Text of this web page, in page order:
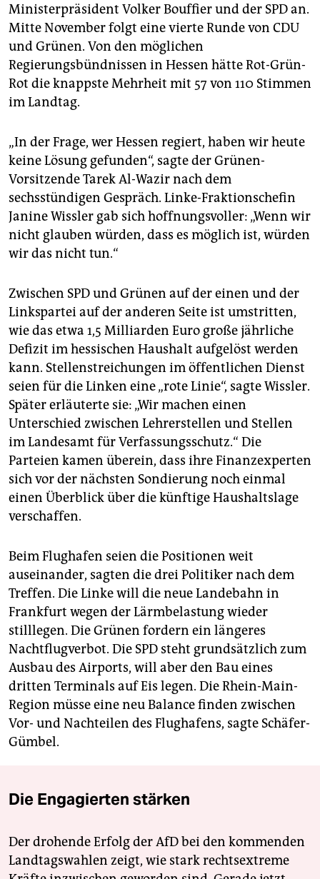
Ministerpräsident Volker Bouffier und der SPD an.
Mitte November folgt eine vierte Runde von CDU
und Grünen. Von den möglichen
Regierungsbündnissen in Hessen hätte Rot-Grün-
Rot die knappste Mehrheit mit 57 von 110 Stimmen
im Landtag.
„In der Frage, wer Hessen regiert, haben wir heute
keine Lösung gefunden“, sagte der Grünen-
Vorsitzende Tarek Al-Wazir nach dem
sechsstündigen Gespräch. Linke-Fraktionschefin
Janine Wissler gab sich hoffnungsvoller: „Wenn wir
nicht glauben würden, dass es möglich ist, würden
wir das nicht tun.“
Zwischen SPD und Grünen auf der einen und der
Linkspartei auf der anderen Seite ist umstritten,
wie das etwa 1,5 Milliarden Euro große jährliche
Defizit im hessischen Haushalt aufgelöst werden
kann. Stellenstreichungen im öffentlichen Dienst
seien für die Linken eine „rote Linie“, sagte Wissler.
Später erläuterte sie: „Wir machen einen
Unterschied zwischen Lehrerstellen und Stellen
im Landesamt für Verfassungsschutz.“ Die
Parteien kamen überein, dass ihre Finanzexperten
sich vor der nächsten Sondierung noch einmal
einen Überblick über die künftige Haushaltslage
verschaffen.
Beim Flughafen seien die Positionen weit
auseinander, sagten die drei Politiker nach dem
Treffen. Die Linke will die neue Landebahn in
Frankfurt wegen der Lärmbelastung wieder
stilllegen. Die Grünen fordern ein längeres
Nachtflugverbot. Die SPD steht grundsätzlich zum
Ausbau des Airports, will aber den Bau eines
dritten Terminals auf Eis legen. Die Rhein-Main-
Region müsse eine neu Balance finden zwischen
Vor- und Nachteilen des Flughafens, sagte Schäfer-
Gümbel.
Die Engagierten stärken
Der drohende Erfolg der AfD bei den kommenden
Landtagswahlen zeigt, wie stark rechtsextreme